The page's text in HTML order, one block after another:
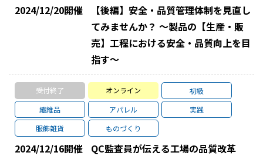
2024/12/20開催
【後編】安全・品質管理体制を見直し
てみませんか？ ～製品の【生産・販
売】工程における安全・品質向上を目
指す～
受付終了 オンライン
初級
繊維品
アパレル
実践
服飾雑貨
ものづくり
2024/12/16開催
QC監査員が伝える工場の品質改革